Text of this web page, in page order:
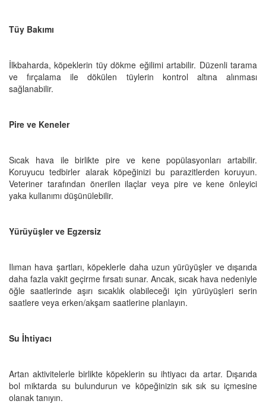
Tüy Bakımı
İlkbaharda, köpeklerin tüy dökme eğilimi artabilir. Düzenli tarama
ve fırçalama ile dökülen tüylerin kontrol altına alınması
sağlanabilir.
Pire ve Keneler
Sıcak hava ile birlikte pire ve kene popülasyonları artabilir.
Koruyucu tedbirler alarak köpeğinizi bu parazitlerden koruyun.
Veteriner tarafından önerilen ilaçlar veya pire ve kene önleyici
yaka kullanımı düşünülebilir.
Yürüyüşler ve Egzersiz
Ilıman hava şartları, köpeklerle daha uzun yürüyüşler ve dışarıda
daha fazla vakit geçirme fırsatı sunar. Ancak, sıcak hava nedeniyle
öğle saatlerinde aşırı sıcaklık olabileceği için yürüyüşleri serin
saatlere veya erken/akşam saatlerine planlayın.
Su İhtiyacı
Artan aktivitelerle birlikte köpeklerin su ihtiyacı da artar. Dışarıda
bol miktarda su bulundurun ve köpeğinizin sık sık su içmesine
olanak tanıyın.